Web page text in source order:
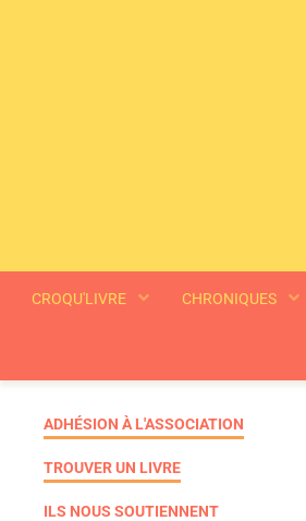
CROQU'LIVRE CHRONIQUES
ADHÉSION À L'ASSOCIATION
TROUVER UN LIVRE
ILS NOUS SOUTIENNENT